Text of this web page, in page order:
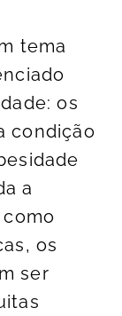
tema
os
condição
a
os
ser